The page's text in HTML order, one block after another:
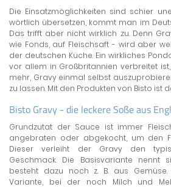
Die Einsatzmöglichkeiten sind schier
wörtlich übersetzen, kommt man im
Das trifft aber nicht wirklich zu. Denn
wie Fonds, auf Fleischsaft - wird aber
der deutschen Küche. Ein wirkliches
vor allem in Großbritannien verbreitet
mehr, Gravy einmal selbst
zu lassen. Mit den Produkten von Bisto ist
Bisto Gravy - die leckere Soße aus
Grundzutat der Sauce ist immer
angebraten oder abgekocht, um den
Dieser verleiht der Gravy den
Geschmack. Die Basisvariante nennt
besteht dazu noch z. B. aus
Variante, bei der noch Milch und